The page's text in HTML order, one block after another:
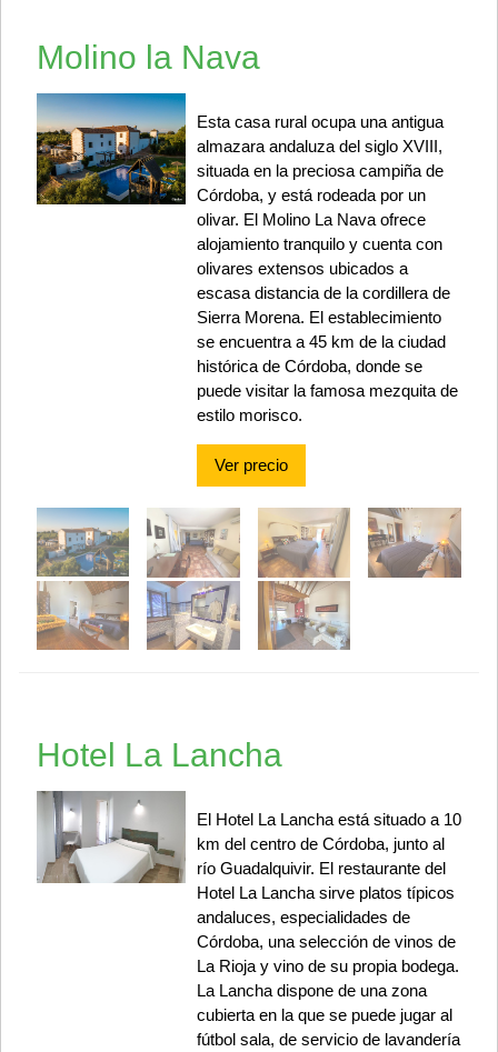
Molino la Nava
Esta casa rural ocupa una antigua
almazara andaluza del siglo XVIII,
situada en la preciosa campiña de
Córdoba, y está rodeada por un
olivar. El Molino La Nava ofrece
alojamiento tranquilo y cuenta con
olivares extensos ubicados a
escasa distancia de la cordillera de
Sierra Morena. El establecimiento
se encuentra a 45 km de la ciudad
histórica de Córdoba, donde se
puede visitar la famosa mezquita de
estilo morisco.
Ver precio
Hotel La Lancha
El Hotel La Lancha está situado a 10
km del centro de Córdoba, junto al
río Guadalquivir. El restaurante del
Hotel La Lancha sirve platos típicos
andaluces, especialidades de
Córdoba, una selección de vinos de
La Rioja y vino de su propia bodega.
La Lancha dispone de una zona
cubierta en la que se puede jugar al
fútbol sala, de servicio de lavandería